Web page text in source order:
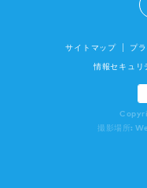
サイトマップ プ
情報セキュリ
撮影場所: